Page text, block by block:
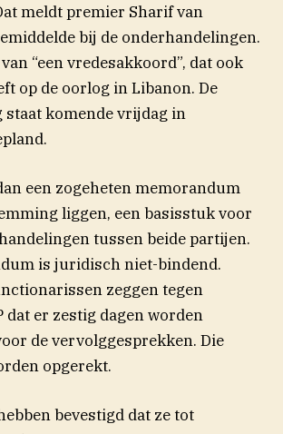
meldt premier Sharif van
bij de onderhandelingen.
“een vredesakkoord”, dat ook
op de oorlog in Libanon. De
komende vrijdag in
een zogeheten memorandum
liggen, een basisstuk voor
tussen beide partijen.
is juridisch niet-bindend.
zeggen tegen
dat er zestig dagen worden
de vervolggesprekken. Die
opgerekt.
bevestigd dat ze tot